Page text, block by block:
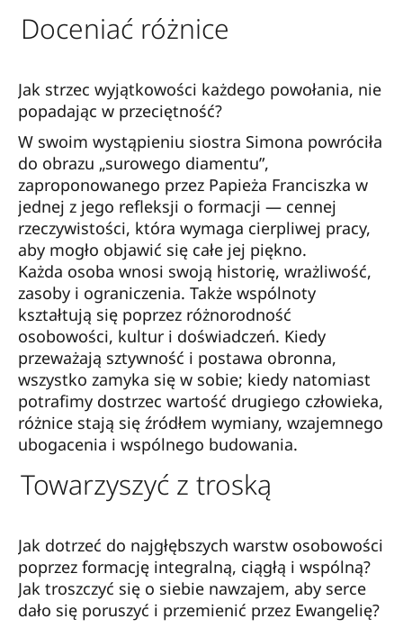
Doceniać różnice
Jak strzec wyjątkowości każdego powołania, nie
popadając w przeciętność?
W swoim wystąpieniu siostra Simona powróciła
do obrazu „surowego diamentu”,
zaproponowanego przez Papieża Franciszka w
jednej z jego refleksji o formacji — cennej
rzeczywistości, która wymaga cierpliwej pracy,
aby mogło objawić się całe jej piękno.
Każda osoba wnosi swoją historię, wrażliwość,
zasoby i ograniczenia. Także wspólnoty
kształtują się poprzez różnorodność
osobowości, kultur i doświadczeń. Kiedy
przeważają sztywność i postawa obronna,
wszystko zamyka się w sobie; kiedy natomiast
potrafimy dostrzec wartość drugiego człowieka,
różnice stają się źródłem wymiany, wzajemnego
ubogacenia i wspólnego budowania.
Towarzyszyć z troską
Jak dotrzeć do najgłębszych warstw osobowości
poprzez formację integralną, ciągłą i wspólną?
Jak troszczyć się o siebie nawzajem, aby serce
dało się poruszyć i przemienić przez Ewangelię?